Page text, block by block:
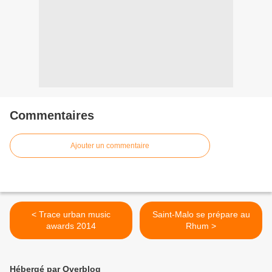
Commentaires
Ajouter un commentaire
< Trace urban music
awards 2014
Saint-Malo se prépare au
Rhum >
Hébergé par Overblog